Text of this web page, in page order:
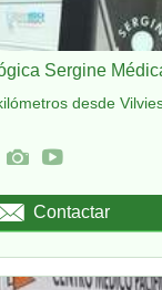
Sergine
desde
Contactar